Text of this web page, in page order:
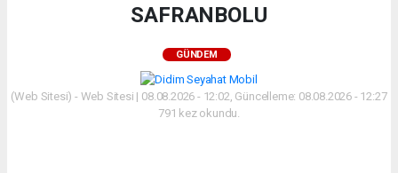
SAFRANBOLU
GÜNDEM
(Web Sitesi) - Web Sitesi | 08.08.2026 - 12:02, Güncelleme: 08.08.2026 - 12:27
791 kez okundu.